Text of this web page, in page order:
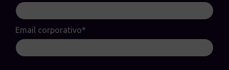
Email corporativo*